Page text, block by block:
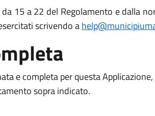
15 a 22 del Regolamento e dalla
scrivendo a
e completa per questa
sopra indicato.